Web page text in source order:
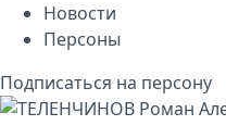
Новости
Персоны
Подписаться на персону